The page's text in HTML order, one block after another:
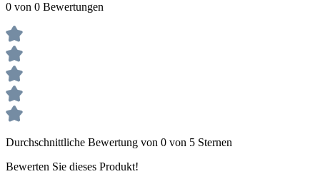
0 von 0 Bewertungen
Durchschnittliche Bewertung von 0 von 5 Sternen
Bewerten Sie dieses Produkt!